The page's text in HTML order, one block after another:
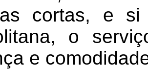
cortas, e
o
e